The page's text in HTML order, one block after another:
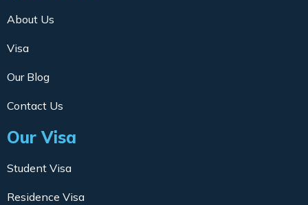
About Us
Visa
Our Blog
Contact Us
Our Visa
Student Visa
Residence Visa